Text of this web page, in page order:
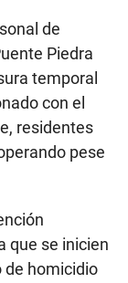
de
Piedra
temporal
con el
residentes
pese
que se inicien
de homicidio